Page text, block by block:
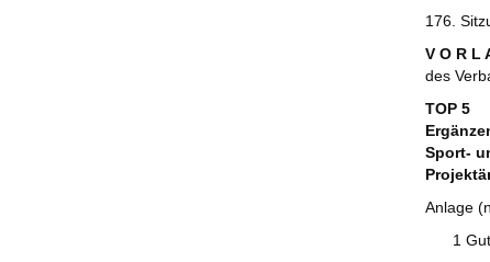
176.
V O R L
des
TOP 5
Sport-
Anlage
1